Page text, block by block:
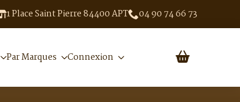
1 Place Saint Pierre 84400 APT 04 90 74 66 73
Par Marques Connexion